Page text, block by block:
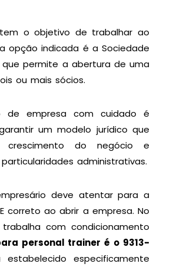
o objetivo de trabalhar ao
opção indicada é a Sociedade
que permite a abertura de uma
ou mais sócios.
de empresa com cuidado é
um modelo jurídico que
crescimento do negócio e
administrativas.
deve atentar para a
correto ao abrir a empresa. No
com condicionamento
personal trainer é o 9313-
especificamente